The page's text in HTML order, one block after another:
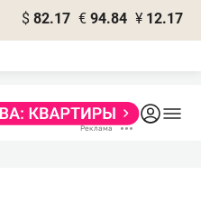
$ 82.17 € 94.84 ¥ 12.17